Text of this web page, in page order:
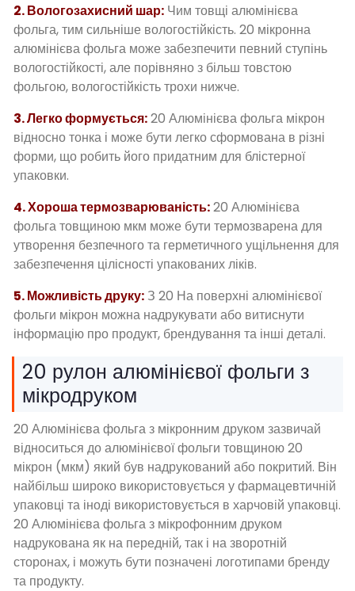
2. Вологозахисний шар: Чим товщі алюмінієва
фольга, тим сильніше вологостійкість. 20 мікронна
алюмінієва фольга може забезпечити певний ступінь
вологостійкості, але порівняно з більш товстою
фольгою, вологостійкість трохи нижче.
3. Легко формується:20 Алюмінієва фольга мікрон
відносно тонка і може бути легко сформована в різні
форми, що робить його придатним для блістерної
упаковки.
4. Хороша термозварюваність:20 Алюмінієва
фольга товщиною мкм може бути термозварена для
утворення безпечного та герметичного ущільнення для
забезпечення цілісності упакованих ліків.
5. Можливість друку: З 20 На поверхні алюмінієвої
фольги мікрон можна надрукувати або витиснути
інформацію про продукт, брендування та інші деталі.
20 рулон алюмінієвої фольги з
мікродруком
20 Алюмінієва фольга з мікронним друком зазвичай
відноситься до алюмінієвої фольги товщиною 20
мікрон (мкм) який був надрукований або покритий. Він
найбільш широко використовується у фармацевтичній
упаковці та іноді використовується в харчовій упаковці.
20 Алюмінієва фольга з мікрофонним друком
надрукована як на передній, так і на зворотній
сторонах, і можуть бути позначені логотипами бренду
та продукту.